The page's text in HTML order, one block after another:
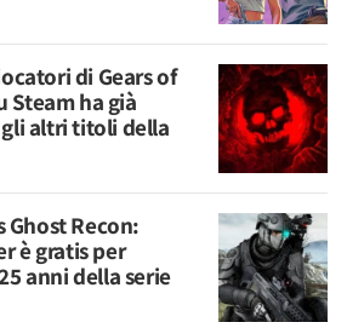
di Gears of
Steam ha già
altri titoli della
Ghost Recon:
è gratis per
anni della serie